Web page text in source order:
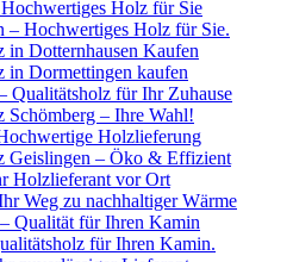
Holz für Sie
– Hochwertiges Holz für Sie.
Dotternhausen Kaufen
in Dormettingen kaufen
Qualitätsholz für Ihr Zuhause
Schömberg – Ihre Wahl!
Holzlieferung
Geislingen – Öko & Effizient
Holzlieferant vor Ort
Weg zu nachhaltiger Wärme
Qualität für Ihren Kamin
für Ihren Kamin.